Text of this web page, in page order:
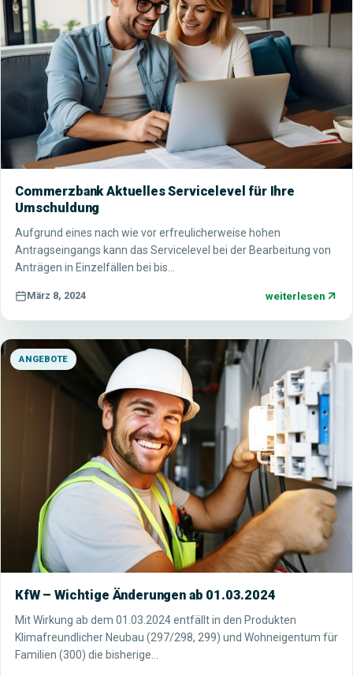
Commerzbank Aktuelles Servicelevel für Ihre
Umschuldung
Aufgrund eines nach wie vor erfreulicherweise hohen
Antragseingangs kann das Servicelevel bei der Bearbeitung von
Anträgen in Einzelfällen bei bis…
März 8, 2024 weiterlesen
ANGEBOTE
KfW – Wichtige Änderungen ab 01.03.2024
Mit Wirkung ab dem 01.03.2024 entfällt in den Produkten
Klimafreundlicher Neubau (297/298, 299) und Wohneigentum für
Familien (300) die bisherige…